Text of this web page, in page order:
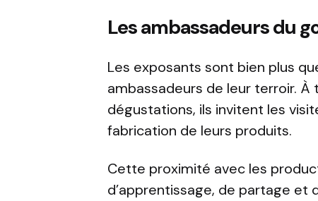
Les ambassadeurs du
Les exposants sont bien plus
ambassadeurs de leur terroir.
dégustations, ils invitent les
fabrication de leurs produits.
Cette proximité avec les
d’apprentissage, de partage